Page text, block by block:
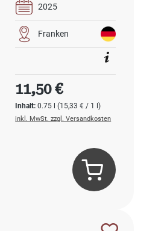
2025
Franken
Inhalt:0.75 l(15,33 € / 1 l)
Regulärer Preis:
11,50 €
inkl. MwSt. zzgl. Versandkosten